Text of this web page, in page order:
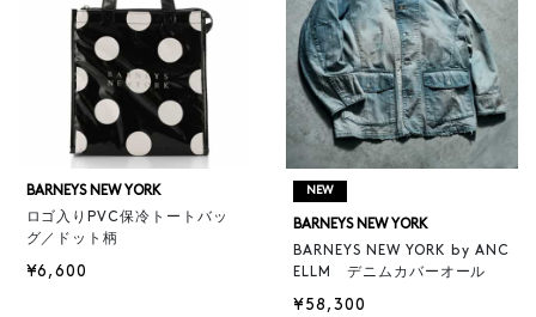
BARNEYS NEW YORK
ロゴ入りPVC保冷トートバッ
グ／ドット柄
¥6,600
NEW
BARNEYS NEW YORK
BARNEYS NEW YORK by ANC
ELLM デニムカバーオール
¥58,300